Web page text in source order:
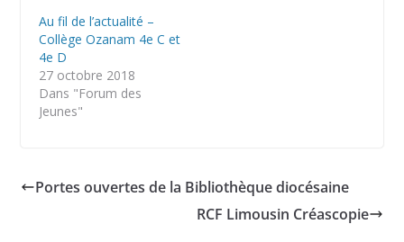
Au fil de l’actualité –
Collège Ozanam 4e C et
4e D
27 octobre 2018
Dans "Forum des
Jeunes"
Portes ouvertes de la Bibliothèque diocésaine
RCF Limousin Créascopie